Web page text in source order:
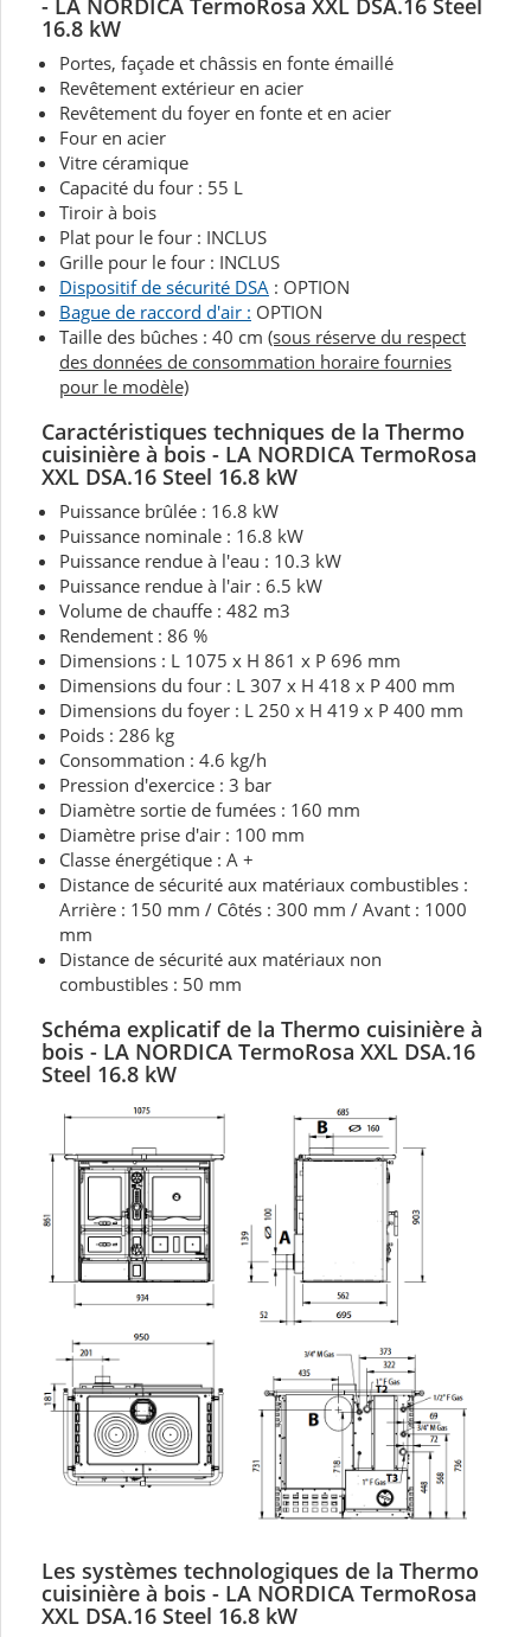
- LA NORDICA TermoRosa XXL DSA.16 Steel
16.8 kW
Portes, façade et châssis en fonte émaillé
Revêtement extérieur en acier
Revêtement du foyer en fonte et en acier
Four en acier
Vitre céramique
Capacité du four : 55 L
Tiroir à bois
Plat pour le four : INCLUS
Grille pour le four : INCLUS
Dispositif de sécurité DSA : OPTION
Bague de raccord d'air : OPTION
Taille des bûches : 40 cm (sous réserve du respect
des données de consommation horaire fournies
pour le modèle)
Caractéristiques techniques de la Thermo
cuisinière à bois - LA NORDICA TermoRosa
XXL DSA.16 Steel 16.8 kW
Puissance brûlée : 16.8 kW
Puissance nominale : 16.8 kW
Puissance rendue à l'eau : 10.3 kW
Puissance rendue à l'air : 6.5 kW
Volume de chauffe : 482 m3
Rendement : 86 %
Dimensions : L 1075 x H 861 x P 696 mm
Dimensions du four : L 307 x H 418 x P 400 mm
Dimensions du foyer : L 250 x H 419 x P 400 mm
Poids : 286 kg
Consommation : 4.6 kg/h
Pression d'exercice : 3 bar
Diamètre sortie de fumées : 160 mm
Diamètre prise d'air : 100 mm
Classe énergétique : A +
Distance de sécurité aux matériaux combustibles :
Arrière : 150 mm / Côtés : 300 mm / Avant : 1000
mm
Distance de sécurité aux matériaux non
combustibles : 50 mm
Schéma explicatif de la Thermo cuisinière à
bois - LA NORDICA TermoRosa XXL DSA.16
Steel 16.8 kW
Les systèmes technologiques de la Thermo
cuisinière à bois - LA NORDICA TermoRosa
XXL DSA.16 Steel 16.8 kW